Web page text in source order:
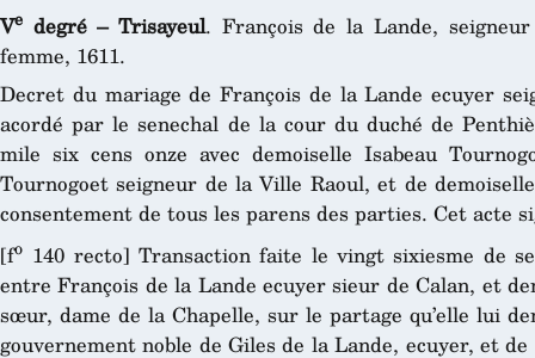
Ve degré – Trisayeul. François de la Lande,
femme, 1611.
Decret du mariage de François de la Lande ecuyer
acordé par le senechal de la cour du duché de
mile six cens onze avec demoiselle Isabeau
Tournogoet seigneur de la Ville Raoul, et de
consentement de tous les parens des parties. Cet acte
[fo 140 recto] Transaction faite le vingt sixiesme de
entre François de la Lande ecuyer sieur de Calan, et
sœur, dame de la Chapelle, sur le partage qu’elle lui
gouvernement noble de Giles de la Lande, ecuyer, et